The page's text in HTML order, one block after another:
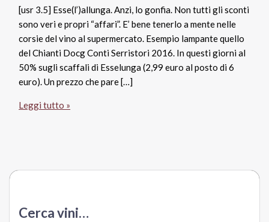
[usr 3.5] Esse(l’)allunga. Anzi, lo gonfia. Non tutti gli sconti
sono veri e propri “affari”. E’ bene tenerlo a mente nelle
corsie del vino al supermercato. Esempio lampante quello
del Chianti Docg Conti Serristori 2016. In questi giorni al
50% sugli scaffali di Esselunga (2,99 euro al posto di 6
euro). Un prezzo che pare […]
Chianti
Leggi tutto »
Cerca vini…